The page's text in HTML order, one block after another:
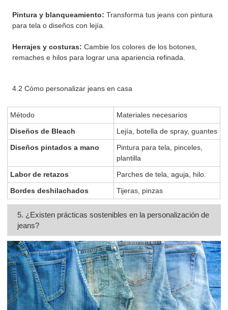
Pintura y blanqueamiento: Transforma tus jeans con pintura
para tela o diseños con lejía.
Herrajes y costuras: Cambie los colores de los botones,
remaches e hilos para lograr una apariencia refinada.
4.2 Cómo personalizar jeans en casa
Método
Materiales necesarios
Diseños de Bleach
Lejía, botella de spray, guantes
Diseños pintados a mano
Pintura para tela, pinceles,
plantilla
Labor de retazos
Parches de tela, aguja, hilo.
Bordes deshilachados
Tijeras, pinzas
5. ¿Existen prácticas sostenibles en la personalización de
jeans?